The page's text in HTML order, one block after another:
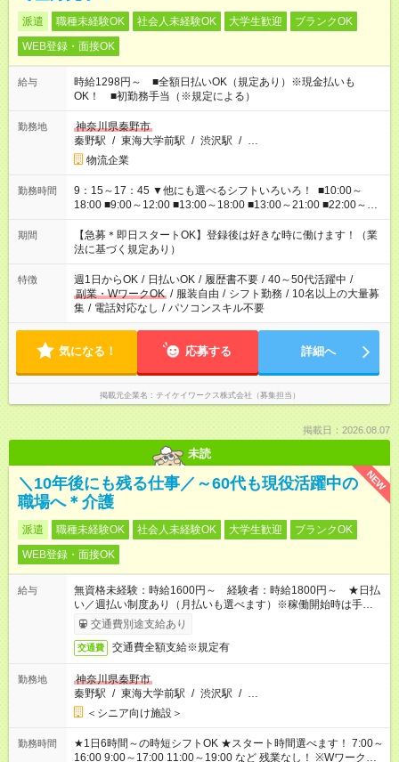
派遣 職種未経験OK 社会人未経験OK 大学生歓迎
ブランクOK
WEB登録・面接OK
給与
時給1298円～ ■全額日払いOK（規定あり）※現金払いも
OK！ ■初勤務手当（※規定による）
勤務地
神奈川県秦野市
秦野駅 / 東海大学前駅 / 渋沢駅 / …
物流企業
勤務時間
9：15～17：45 ▼他にも選べるシフトいろいろ！ ■10:00～
18:00 ■9:00～12:00 ■13:00～18:00 ■13:00～21:00 ■22:00～翌
6:00 など あなたの希望を教えてください！
期間
【急募＊即日スタートOK】登録後は好きな時に働けます！（業
法に基づく規定あり）
特徴 週1日からOK / 日払いOK / 履歴書不要 / 40～50代活躍中 /
副業・WワークOK / 服装自由 / シフト勤務 / 10名以上の大量募
集 / 電話対応なし / パソコンスキル不要
気になる！ 応募する 詳細へ
掲載元企業名 テイケイワークス株式会社（募集担当）
掲載日：2026.08.07
未読
NEW
＼10年後にも残る仕事／～60代も現役活躍中の
職場へ＊介護
派遣 職種未経験OK 社会人未経験OK 大学生歓迎
ブランクOK
WEB登録・面接OK
給与
無資格未経験：時給1600円～ 経験者：時給1800円～ ★日払
い／週払い制度あり（月払いも選べます）※稼働開始時は手続き
完了次第のお支払いとなります。
交通費別途支給あり
交通費 交通費全額支給※規定有
勤務地
神奈川県秦野市
秦野駅 / 東海大学前駅 / 渋沢駅 / …
＜シニア向け施設＞
勤務時間
★1日6時間～の時短シフトOK ★スタート時間選べます！ 7:00～
16:00 9:00～17:00 11:00～19:00 など 残業なし！ ※Wワークの